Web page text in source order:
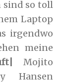
sind so toll
Laptop
irgendwo
meine
Mojito
Hansen